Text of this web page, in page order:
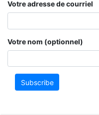
Votre adresse de courriel
Votre nom (optionnel)
Subscribe